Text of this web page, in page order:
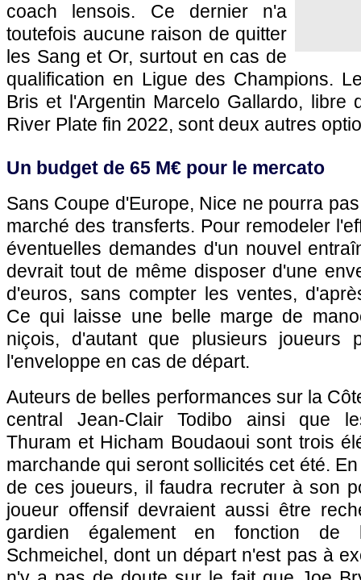
coach lensois. Ce dernier n'a
toutefois aucune raison de quitter
les Sang et Or, surtout en cas de
qualification en Ligue des Champions.
Bris et l'Argentin Marcelo Gallardo, libre
River Plate fin 2022, sont deux autres
Un budget de 65 M€ pour le mercato
Sans Coupe d'Europe, Nice ne pourra
marché des transferts. Pour remodeler
éventuelles demandes d'un nouvel
devrait tout de même disposer d'une
d'euros, sans compter les ventes,
Ce qui laisse une belle marge de
niçois, d'autant que plusieurs joueurs
l'enveloppe en cas de départ.
Auteurs de belles performances sur la
central Jean-Clair Todibo ainsi que
Thuram et Hicham Boudaoui sont trois
marchande qui seront sollicités cet été.
de ces joueurs, il faudra recruter à son
joueur offensif devraient aussi être
gardien également en fonction de
Schmeichel, dont un départ n'est pas à